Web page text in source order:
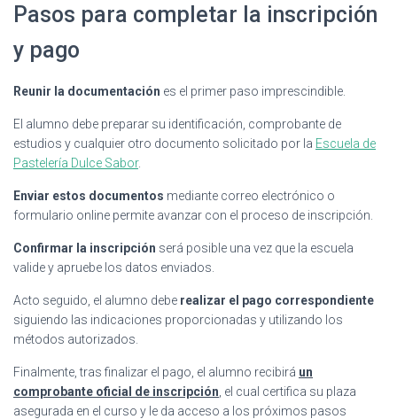
Pasos para completar la inscripción
y pago
Reunir la documentación es el primer paso imprescindible.
El alumno debe preparar su identificación, comprobante de
estudios y cualquier otro documento solicitado por la Escuela de
Pastelería Dulce Sabor.
Enviar estos documentos mediante correo electrónico o
formulario online permite avanzar con el proceso de inscripción.
Confirmar la inscripción será posible una vez que la escuela
valide y apruebe los datos enviados.
Acto seguido, el alumno debe realizar el pago correspondiente
siguiendo las indicaciones proporcionadas y utilizando los
métodos autorizados.
Finalmente, tras finalizar el pago, el alumno recibirá un
comprobante oficial de inscripción , el cual certifica su plaza
asegurada en el curso y le da acceso a los próximos pasos